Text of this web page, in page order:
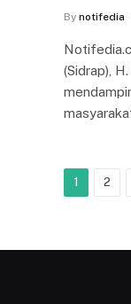
By notifedia
(Sidrap),
1 2